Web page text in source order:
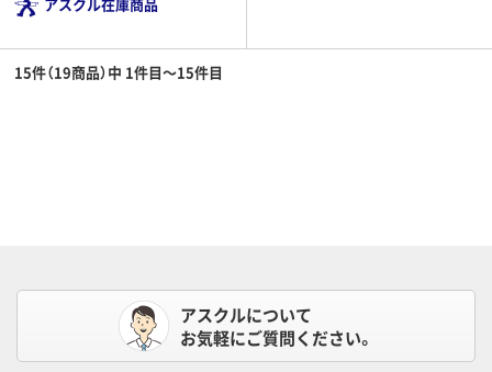
15件（19商品）中 1件目～15件目
アスクルについて
お気軽にご質問ください。